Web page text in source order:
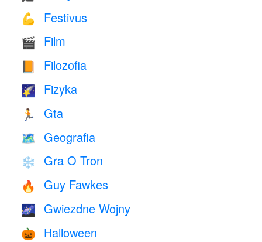
💪 Festivus
🎬 Film
📙 Filozofia
🌠 Fizyka
🏃 Gta
🗺 Geografia
❄️ Gra O Tron
🔥 Guy Fawkes
🌌 Gwiezdne Wojny
🎃 Halloween